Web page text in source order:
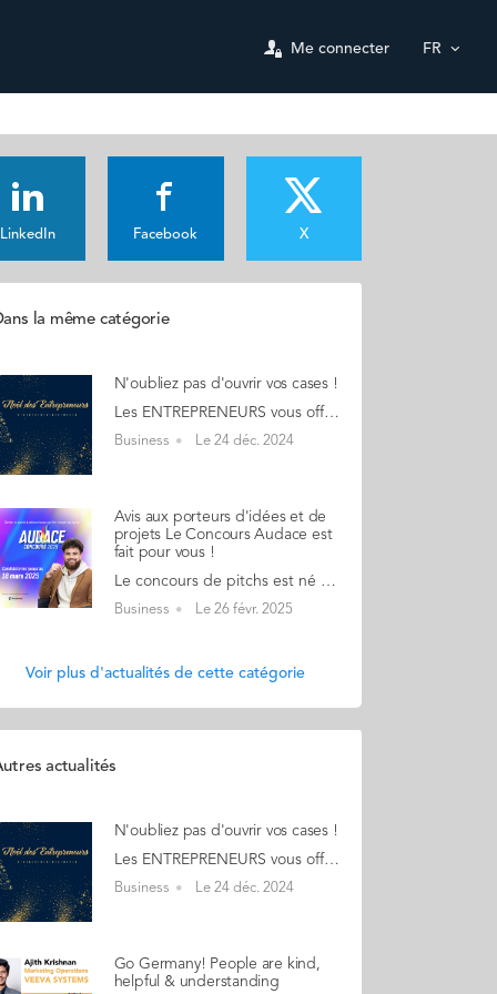
Me connecter FR
LinkedIn Facebook X
la même catégorie
N'oubliez pas d'ouvrir vos cases !
Les ENTREPRENEURS vous offrent leur CALENDRIER de l'Avent ! Découvrez chaque jour des produits uniques made in Audencia Alumni. (en cliquant sur les photos) L'occasion de piocher de belles idées pour vos cadeaux de Noël ! Sans oublier quelques offres promotionnelles 24 décembre "Derniers achats de Noël... profitez de livres inspirants d'Alumni !" Joyeux Noël A tous !
Business Le 24 déc. 2024
Avis aux porteurs d'idées et de
projets Le Concours Audace est
fait pour vous !
Le concours de pitchs est né pour stimuler, révéler et donner de la visibilité aux initiatives entrepreneuriales. Fort de 6 éditions, le Concours Audace ouvre en grand ses portes en 2025 pour “donner la parole à celles et ceux qui veulent faire bouger les lignes”. Parce que l’entrepreneuriat et l’audace n’ont ni frontière, ni âge, parce qu'on est tous entrepreneurs à notre manière, le concours souhaite mettre en avant toutes et tous les entrepreneurs, made in Audencia et au-delà : lycéennes et lycéens, étudiantes et étudiants, personnes en recherche d’emploi, salarié(e)s, entrepreneurs, retraité(e)s... Rejoignez une communauté de personnes autant inspirées qu’inspirantes, engagées et audacieuses ! Candidatez ici jusqu'au 18 mars. Et faites passer le mot si vous connaissez quelqu'un qui peut être intéressé !
Business Le 26 févr. 2025
Voir plus d'actualités de cette catégorie
actualités
N'oubliez pas d'ouvrir vos cases !
Les ENTREPRENEURS vous offrent leur CALENDRIER de l'Avent ! Découvrez chaque jour des produits uniques made in Audencia Alumni. (en cliquant sur les photos) L'occasion de piocher de belles idées pour vos cadeaux de Noël ! Sans oublier quelques offres promotionnelles 24 décembre "Derniers achats de Noël... profitez de livres inspirants d'Alumni !" Joyeux Noël A tous !
Business Le 24 déc. 2024
Go Germany! People are kind,
helpful & understanding